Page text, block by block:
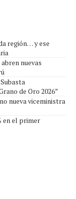
región… y ese
nuevas
de Oro 2026”
nueva viceministra
en el primer